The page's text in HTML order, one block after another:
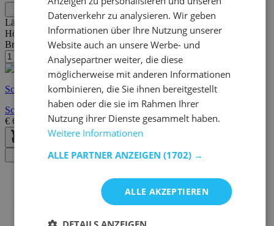
Länge:
30 cm
Höhe:
30 cm
Breite/Tiefe:25 cm
Schnelle Lieferung
Schwebender Nachttisch Jolie 1 Schublade - schwarz
€ 69,95 117,00
Datenverkehr zu analysieren. Wir geben
Informationen über Ihre Nutzung unserer
Website auch an unsere Werbe- und
Analysepartner weiter, die diese
möglicherweise mit anderen Informationen
kombinieren, die Sie ihnen bereitgestellt
haben oder die sie im Rahmen Ihrer
Nutzung ihrer Dienste gesammelt haben.
Weitere Informationen
ALLE PARTNER ANZEIGEN (1702) →
ALLE AKZEPTIEREN